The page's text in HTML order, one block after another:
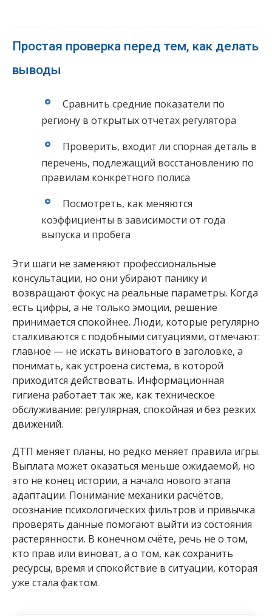
Простая проверка перед тем, как делать
выводы
Сравнить средние показатели по
региону в открытых отчётах регулятора
Проверить, входит ли спорная деталь в
перечень, подлежащий восстановлению по
правилам конкретного полиса
Посмотреть, как меняются
коэффициенты в зависимости от года
выпуска и пробега
Эти шаги не заменяют профессиональные
консультации, но они убирают панику и
возвращают фокус на реальные параметры. Когда
есть цифры, а не только эмоции, решение
принимается спокойнее. Люди, которые регулярно
сталкиваются с подобными ситуациями, отмечают:
главное — не искать виноватого в заголовке, а
понимать, как устроена система, в которой
приходится действовать. Информационная
гигиена работает так же, как техническое
обслуживание: регулярная, спокойная и без резких
движений.
ДТП меняет планы, но редко меняет правила игры.
Выплата может оказаться меньше ожидаемой, но
это не конец истории, а начало нового этапа
адаптации. Понимание механики расчётов,
осознание психологических фильтров и привычка
проверять данные помогают выйти из состояния
растерянности. В конечном счёте, речь не о том,
кто прав или виноват, а о том, как сохранить
ресурсы, время и спокойствие в ситуации, которая
уже стала фактом.